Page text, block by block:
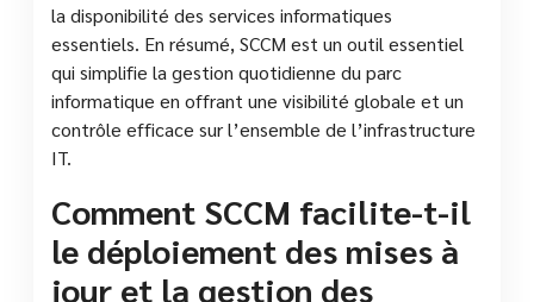
la disponibilité des services informatiques
essentiels. En résumé, SCCM est un outil essentiel
qui simplifie la gestion quotidienne du parc
informatique en offrant une visibilité globale et un
contrôle efficace sur l’ensemble de l’infrastructure
IT.
Comment SCCM facilite-t-il
le déploiement des mises à
jour et la gestion des